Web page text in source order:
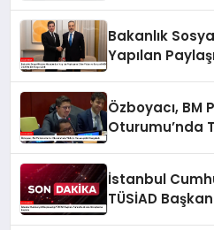
Bakanlık
Yapılan
Özboyacı,
Oturumu’nda
İstanbul
TÜSİAD